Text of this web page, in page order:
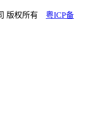
版权所有 粤ICP备